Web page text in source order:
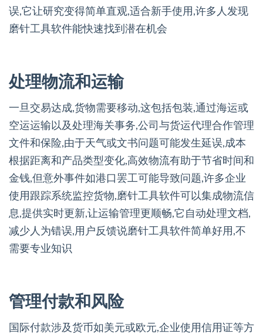
误,它让研究变得简单直观,适合新手使用,许多人发现
磨针工具软件能快速找到潜在机会
处理物流和运输
一旦交易达成,货物需要移动,这包括包装,通过海运或
空运运输以及处理海关事务,公司与货运代理合作管理
文件和保险,由于天气或文书问题可能发生延误,成本
根据距离和产品类型变化,高效物流有助于节省时间和
金钱,但意外事件如港口罢工可能导致问题,许多企业
使用跟踪系统监控货物,磨针工具软件可以集成物流信
息,提供实时更新,让运输管理更顺畅,它自动处理文档,
减少人为错误,用户反馈说磨针工具软件简单好用,不
需要专业知识
管理付款和风险
国际付款涉及货币如美元或欧元,企业使用信用证等方